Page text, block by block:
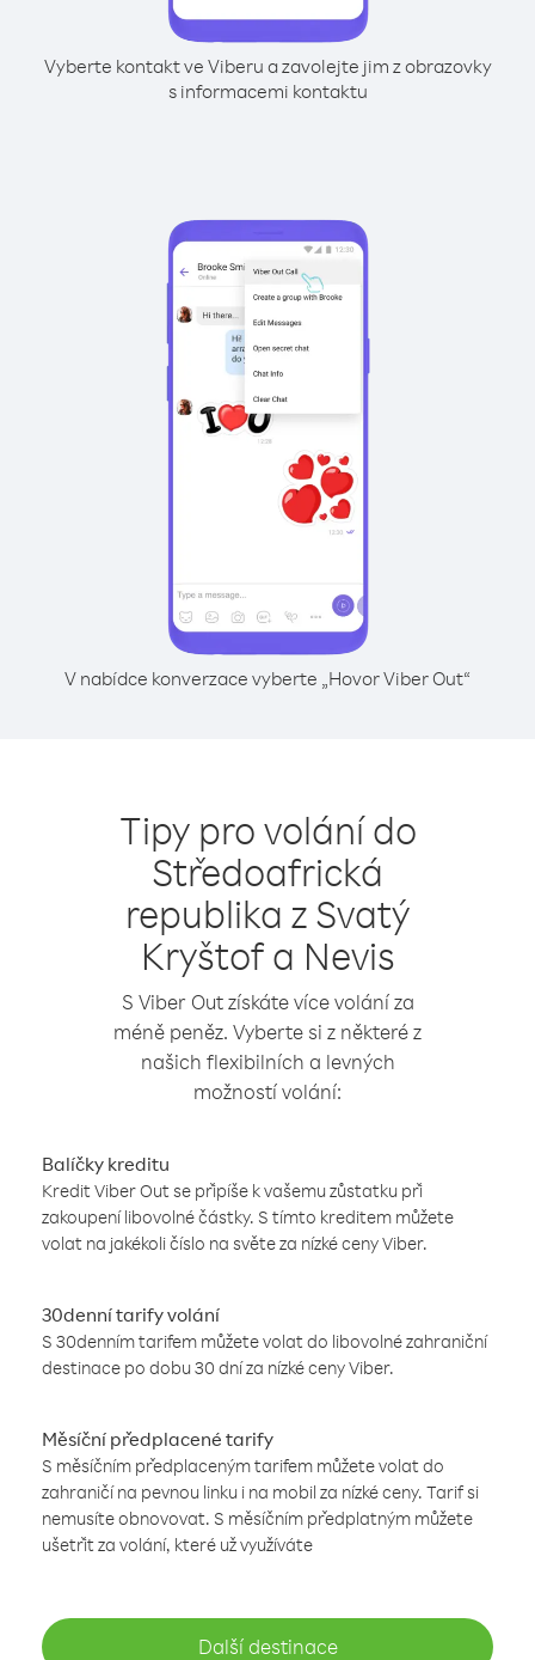
Vyberte kontakt ve Viberu a zavolejte jim z obrazovky
s informacemi kontaktu
V nabídce konverzace vyberte „Hovor Viber Out“
Tipy pro volání do
Středoafrická
republika z Svatý
Kryštof a Nevis
S Viber Out získáte více volání za
méně peněz. Vyberte si z některé z
našich flexibilních a levných
možností volání:
Balíčky kreditu
Kredit Viber Out se připíše k vašemu zůstatku při
zakoupení libovolné částky. S tímto kreditem můžete
volat na jakékoli číslo na světe za nízké ceny Viber.
30denní tarify volání
S 30denním tarifem můžete volat do libovolné zahraniční
destinace po dobu 30 dní za nízké ceny Viber.
Měsíční předplacené tarify
S měsíčním předplaceným tarifem můžete volat do
zahraničí na pevnou linku i na mobil za nízké ceny. Tarif si
nemusíte obnovovat. S měsíčním předplatným můžete
ušetřit za volání, které už využíváte
Další destinace